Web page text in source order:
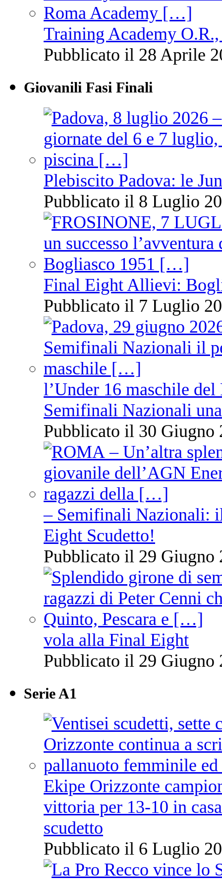
Training Academy
Pubblicato il 28 Aprile
Giovanili Fasi Finali
Plebiscito Padova: le
Pubblicato il 8 Luglio
Final Eight Allievi:
Pubblicato il 7 Luglio
l’Under 16 maschile
Semifinali Nazionali
Pubblicato il 30 Giugno
– Semifinali Nazionali:
Eight Scudetto!
Pubblicato il 29 Giugno
vola alla Final Eight
Pubblicato il 29 Giugno
Serie A1
Ekipe Orizzonte
vittoria per 13-10 in
scudetto
Pubblicato il 6 Luglio